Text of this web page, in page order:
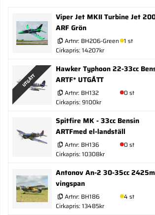
Viper Jet MKII Turbine Jet
ARF Grön
Artnr: BH206-Green 1 st
Cirkapris: 14207kr
UTGÅTT
Hawker Typhoon 22-33cc
ARTF* UTGÅTT
Artnr: BH132
0 st
Cirkapris: 9100kr
Spitfire MK - 33cc Bensin
ARTFmed el-landställ
Artnr: BH136
0 st
Cirkapris: 10308kr
Antonov An-2 30-35cc
vingspan
Artnr: BH186
4 st
Cirkapris: 13485kr